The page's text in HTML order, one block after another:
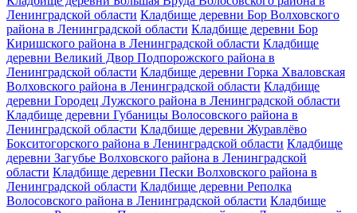
Ленинградской области Кладбище деревни Бор Волховского
района в Ленинградской области Кладбище деревни Бор
Киришского района в Ленинградской области Кладбище
деревни Великий Двор Подпорожского района в
Ленинградской области Кладбище деревни Горка Хваловская
Волховского района в Ленинградской области Кладбище
деревни Городец Лужского района в Ленинградской области
Кладбище деревни Губаницы Волосовского района в
Ленинградской области Кладбище деревни Журавлёво
Бокситогорского района в Ленинградской области Кладбище
деревни Загубье Волховского района в Ленинградской
области Кладбище деревни Пески Волховского района в
Ленинградской области Кладбище деревни Реполка
Волосовского района в Ленинградской области Кладбище